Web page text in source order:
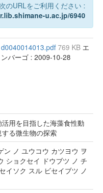
のURLをご利用ください :
u.ac.jp/6940
d0040014013.pdf 769 KB エ
ンバーゴ : 2009-10-28
用を目指した海藻食性動
る微生物の探索
ン ノ ユウコウ カツヨウ ヲ
ショクセイ ドウブツ ノ チ
イソク スル ビセイブツ ノ